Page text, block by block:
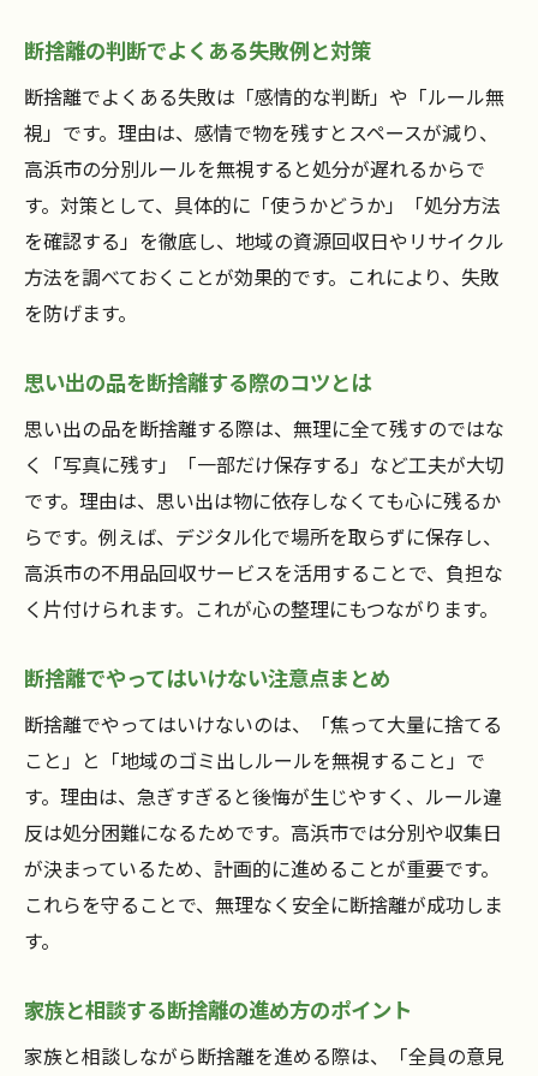
断捨離を始める前に押さえたい基礎知識
断捨離の基本的な考え方と始め方を解説
断捨離と整理整頓の違いを理解しよう
断捨離を成功させるための準備ポイント
家族と進める断捨離の基礎ルールとは
断捨離でありがちな誤解や注意点を紹介
断捨離のメリットや効果的な進め方まとめ
高浜市で断捨離を効率化するスケジュール
断捨離で活用したい便利なサービスの選び
方
効率的な断捨離の分別・搬出の工夫とは
断捨離後も快適空間を保つ整理収納のコツ
断捨離で手軽にできるリユース活用方法
生活を変える断捨離の始め方とその効果
断捨離がもたらす心と暮らしの変化とは
断捨離を始める最初の一歩と進め方の工夫
断捨離で得られる効果的なメリットまとめ
断捨離習慣が生活を豊かにする理由を解説
断捨離成功者の体験から学ぶ効果的な方法
断捨離の判断でよくある失敗例と対策
断捨離でよくある失敗は「感情的な判断」や「ルール無
視」です。理由は、感情で物を残すとスペースが減り、
高浜市の分別ルールを無視すると処分が遅れるからで
す。対策として、具体的に「使うかどうか」「処分方法
を確認する」を徹底し、地域の資源回収日やリサイクル
方法を調べておくことが効果的です。これにより、失敗
を防げます。
思い出の品を断捨離する際のコツとは
思い出の品を断捨離する際は、無理に全て残すのではな
く「写真に残す」「一部だけ保存する」など工夫が大切
です。理由は、思い出は物に依存しなくても心に残るか
らです。例えば、デジタル化で場所を取らずに保存し、
高浜市の不用品回収サービスを活用することで、負担な
く片付けられます。これが心の整理にもつながります。
断捨離でやってはいけない注意点まとめ
断捨離でやってはいけないのは、「焦って大量に捨てる
こと」と「地域のゴミ出しルールを無視すること」で
す。理由は、急ぎすぎると後悔が生じやすく、ルール違
反は処分困難になるためです。高浜市では分別や収集日
が決まっているため、計画的に進めることが重要です。
これらを守ることで、無理なく安全に断捨離が成功しま
す。
家族と相談する断捨離の進め方のポイント
家族と相談しながら断捨離を進める際は、「全員の意見